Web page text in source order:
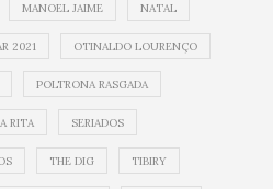
MANOEL JAIME NATAL
2021 OTINALDO LOURENÇO
POLTRONA RASGADA
RITA SERIADOS
THE DIG TIBIRY